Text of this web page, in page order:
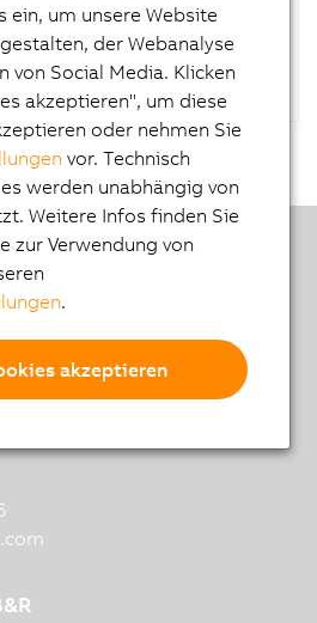
deutsch
GmbH
ein, um unsere Website
der Webanalyse
von Social Media. Klicken
akzeptieren", um diese
oder nehmen Sie
vor. Technisch
werden unabhängig von
Weitere Infos finden Sie
zur Verwendung von
.
akzeptieren